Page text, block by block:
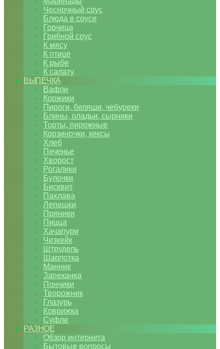
Чесночный соус
Блюда в соусе
Горчица
Грибной соус
К мясу
К птице
К рыбе
К салату
ВЫПЕЧКА
Вафли
Коржики
Пироги, беляши, чебуреки
Блины, оладьи, сырники
Торты, пирожные
Корзиночки, кексы
Хлеб
Печенье
Хворост
Рогалики
Булочки
Бисквит
Пахлава
Лепешки
Пряники
Пицца
Хачапури
Чизкейк
Штрудель
Шарлотка
Манник
Запеканка
Пончики
Творожник
Глазурь
Коврижка
Суфле
РАЗНОЕ
Обзор интернета
Бытовые вопросы